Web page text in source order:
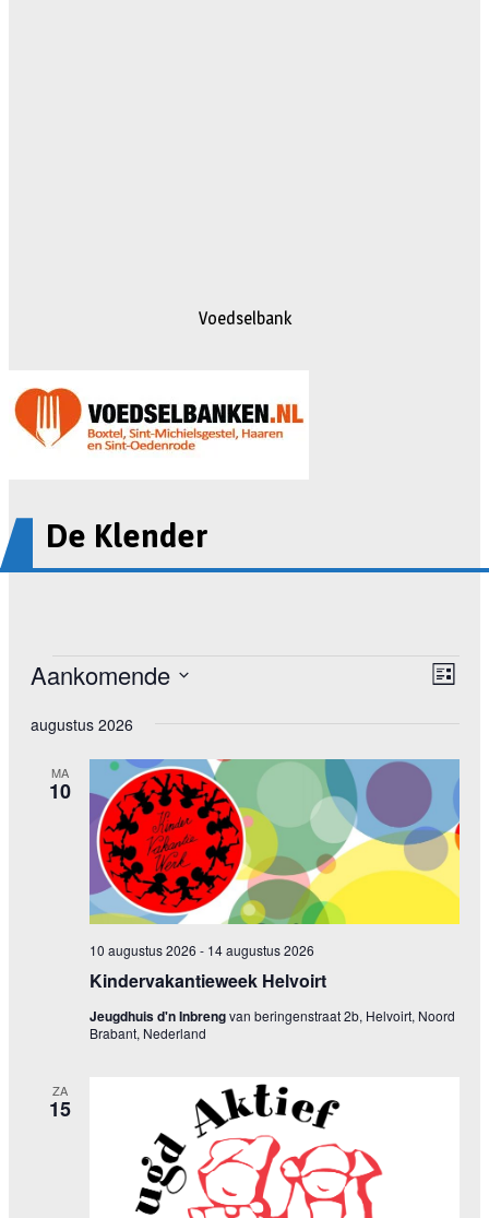
Voedselbank
De Klender